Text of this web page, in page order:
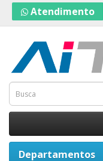
Atendimento
Departamentos